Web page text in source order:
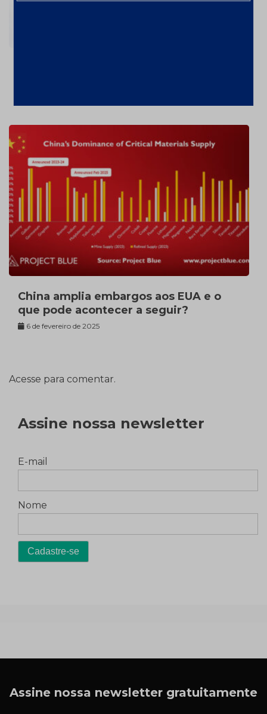
China amplia embargos aos EUA e o
que pode acontecer a seguir?
6 de fevereiro de 2025
Acesse para comentar.
Assine nossa newsletter
E-mail
Nome
Assine nossa newsletter gratuitamente